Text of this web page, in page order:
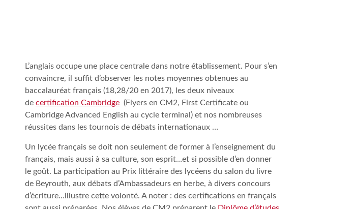
L’anglais occupe une place centrale dans notre établissement. Pour s’en
convaincre, il suffit d’observer les notes moyennes obtenues au
baccalauréat français (18,28/20 en 2017), les deux niveaux
de certification Cambridge (Flyers en CM2, First Certificate ou
Cambridge Advanced English au cycle terminal) et nos nombreuses
réussites dans les tournois de débats internationaux …
Un lycée français se doit non seulement de former à l’enseignement du
français, mais aussi à sa culture, son esprit…et si possible d’en donner
le goût. La participation au Prix littéraire des lycéens du salon du livre
de Beyrouth, aux débats d’Ambassadeurs en herbe, à divers concours
d’écriture…illustre cette volonté. A noter : des certifications en français